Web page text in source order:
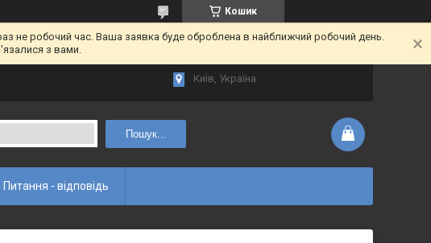
Кошик
не робочий час. Ваша заявка буде оброблена в найближчий робочий день.
з вами.
Київ, Україна
Пошук...
Питання - відповідь